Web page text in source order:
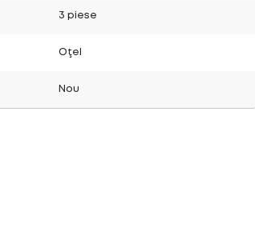
3 piese
Oţel
Nou